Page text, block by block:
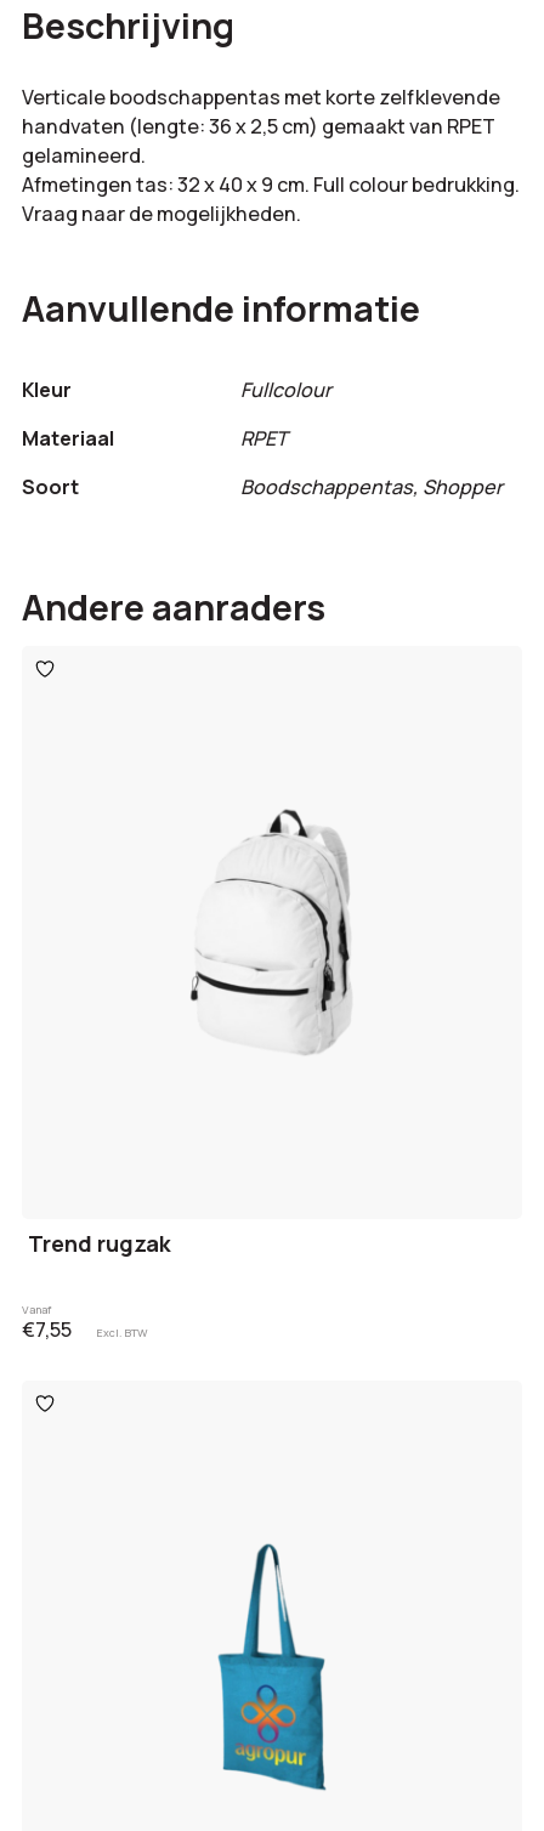
totaal:
Beschrijving
Verticale boodschappentas met korte zelfklevende
handvaten (lengte: 36 x 2,5 cm) gemaakt van RPET
gelamineerd.
Afmetingen tas: 32 x 40 x 9 cm. Full colour bedrukking.
Vraag naar de mogelijkheden.
Aanvullende informatie
Kleur
Fullcolour
Materiaal
RPET
Soort
Boodschappentas, Shopper
Andere aanraders
Toevoegen
aan
Trend rugzak
Vanaf
€7,55 Excl. BTW
Toevoegen
aan